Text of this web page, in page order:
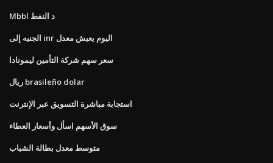
Mbbl د النفط
الجنيه إلى inr اليوم يعيش معدل
سعر سهم شركة التأمين ليمونادا
ريال brasileño dolar
استجابة مباشرة التسويق عبر الإنترنت
سوق الأسهم اسأل وأسعار العطاء
متوسط ​​معدل بطالة الشباب